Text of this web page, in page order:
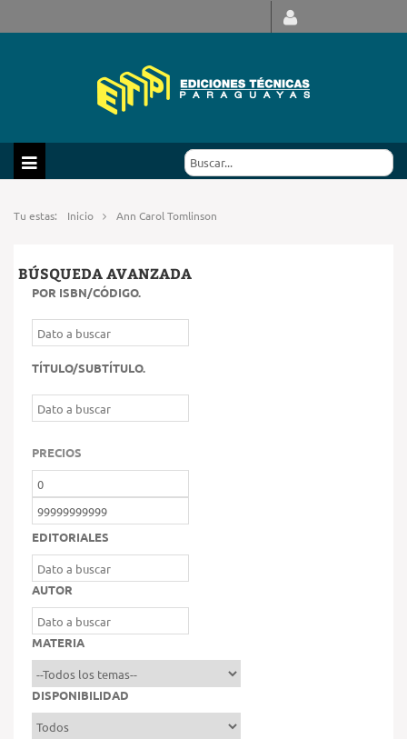
Tu estas: Inicio Ann Carol Tomlinson
BÚSQUEDA AVANZADA
POR ISBN/CÓDIGO.
TÍTULO/SUBTÍTULO.
PRECIOS
EDITORIALES
AUTOR
MATERIA
DISPONIBILIDAD